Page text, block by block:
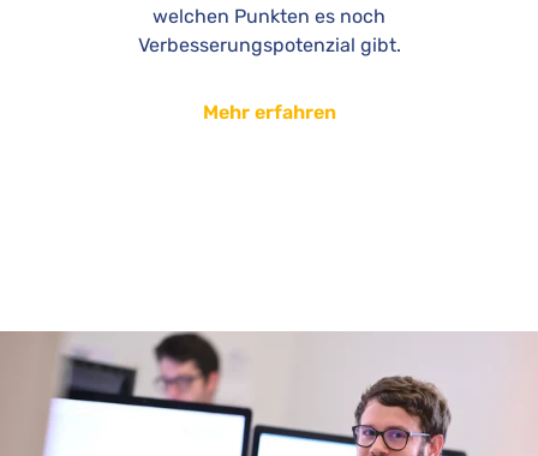
welchen Punkten es noch
Verbesserungspotenzial gibt.
Mehr erfahren